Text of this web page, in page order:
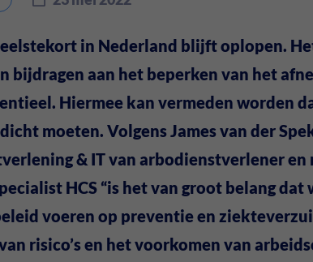
in Nederland blijft oplopen.
bijdragen aan het beperken van het
Hiermee kan vermeden worden
moeten. Volgens James van der
& IT van arbodienstverlener en
HCS “is het van groot belang dat
voeren op preventie en
risico’s en het voorkomen van